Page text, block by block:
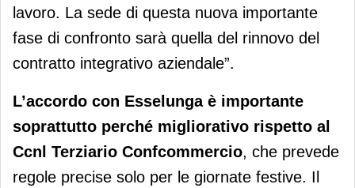
lavoro. La sede di questa nuova importante
fase di confronto sarà quella del rinnovo del
contratto integrativo aziendale”.
L’accordo con Esselunga è importante
soprattutto perché migliorativo rispetto al
Ccnl Terziario Confcommercio, che prevede
regole precise solo per le giornate festive. Il